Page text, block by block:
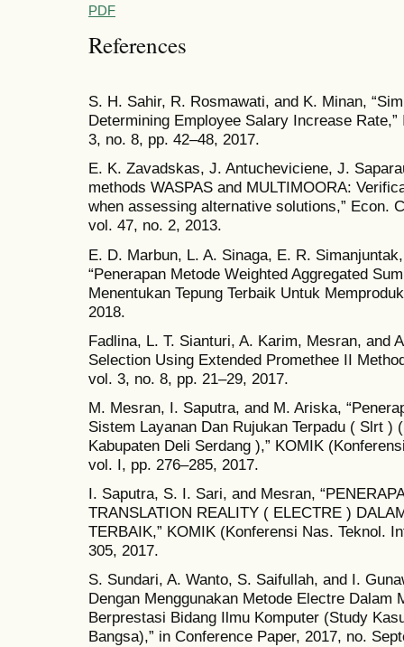
PDF
References
S. H. Sahir, R. Rosmawati, and K. Minan,
Determining Employee Salary Increase
3, no. 8, pp. 42–48, 2017.
E. K. Zavadskas, J. Antucheviciene, J.
methods WASPAS and MULTIMOORA:
when assessing alternative solutions,” Econ.
vol. 47, no. 2, 2013.
E. D. Marbun, L. A. Sinaga, E. R.
“Penerapan Metode Weighted Aggregated
Menentukan Tepung Terbaik Untuk
2018.
Fadlina, L. T. Sianturi, A. Karim, Mesran, and
Selection Using Extended Promethee II
vol. 3, no. 8, pp. 21–29, 2017.
M. Mesran, I. Saputra, and M. Ariska,
Sistem Layanan Dan Rujukan Terpadu ( Slrt )
Kabupaten Deli Serdang ),” KOMIK
vol. I, pp. 276–285, 2017.
I. Saputra, S. I. Sari, and Mesran,
TRANSLATION REALITY ( ELECTRE )
TERBAIK,” KOMIK (Konferensi Nas. Teknol.
305, 2017.
S. Sundari, A. Wanto, S. Saifullah, and I.
Dengan Menggunakan Metode Electre Dalam
Berprestasi Bidang Ilmu Komputer (Study
Bangsa),” in Conference Paper, 2017, no.